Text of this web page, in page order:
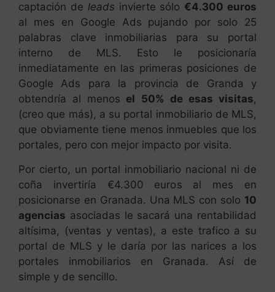
captación de leads invierte sólo €4.300 euros
al mes en Google Ads pujando por solo 25
palabras clave inmobiliarias para su portal
interno de MLS. Esto le posicionaría
inmediatamente en las primeras posiciones de
Google Ads para la provincia de Granda y
obtendría al menos el 50% de esas visitas,
(creo que más), a su portal inmobiliario de MLS,
que obviamente tiene menos inmuebles que los
portales, pero con mejor impacto por visita.
Por cierto, un portal inmobiliario nacional ni de
coña invertiría €4.300 euros al mes en
posicionarse en Granada. Una MLS con solo 10
agencias asociadas le sacará una rentabilidad
altísima, (ventas y ventas), a este trafico a su
portal de MLS y le daría por las narices a los
portales inmobiliarios en Granada. Así de
simple y de sencillo.